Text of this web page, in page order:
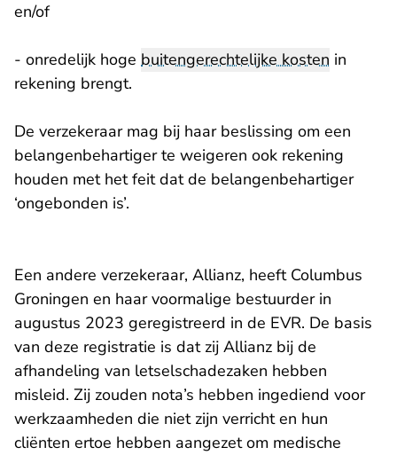
en/of
- onredelijk hoge buitengerechtelijke kosten in
rekening brengt.
De verzekeraar mag bij haar beslissing om een
belangenbehartiger te weigeren ook rekening
houden met het feit dat de belangenbehartiger
‘ongebonden is’.
Een andere verzekeraar, Allianz, heeft Columbus
Groningen en haar voormalige bestuurder in
augustus 2023 geregistreerd in de EVR. De basis
van deze registratie is dat zij Allianz bij de
afhandeling van letselschadezaken hebben
misleid. Zij zouden nota’s hebben ingediend voor
werkzaamheden die niet zijn verricht en hun
cliënten ertoe hebben aangezet om medische